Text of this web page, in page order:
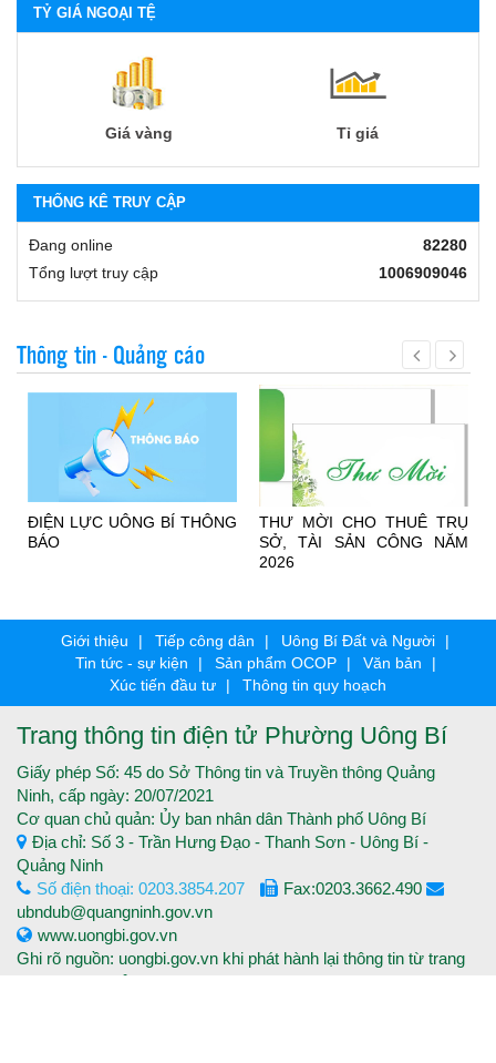
TỶ GIÁ NGOẠI TỆ
Giá vàng Tỉ giá
THỐNG KÊ TRUY CẬP
Đang online
82280
Tổng lượt truy cập
1006909046
Thông tin - Quảng cáo
ĐIỆN LỰC UÔNG BÍ THÔNG
BÁO
THƯ MỜI CHO THUÊ TRỤ
SỞ, TÀI SẢN CÔNG NĂM
2026
Giới thiệu Tiếp công dân
Uông Bí Đất và Người
Tin tức - sự kiện
Sản phẩm OCOP
Văn bản
Xúc tiến đầu tư
Thông tin quy hoạch
Trang thông tin điện tử Phường Uông Bí
Giấy phép Số: 45 do Sở Thông tin và Truyền thông Quảng
Ninh, cấp ngày: 20/07/2021
Cơ quan chủ quản: Ủy ban nhân dân Thành phố Uông Bí
Địa chỉ: Số 3 - Trần Hưng Đạo - Thanh Sơn - Uông Bí -
Quảng Ninh
Số điện thoại: 0203.3854.207
Fax:0203.3662.490
ubndub@quangninh.gov.vn
www.uongbi.gov.vn
Ghi rõ nguồn: uongbi.gov.vn khi phát hành lại thông tin từ trang
thông tin điện tử.